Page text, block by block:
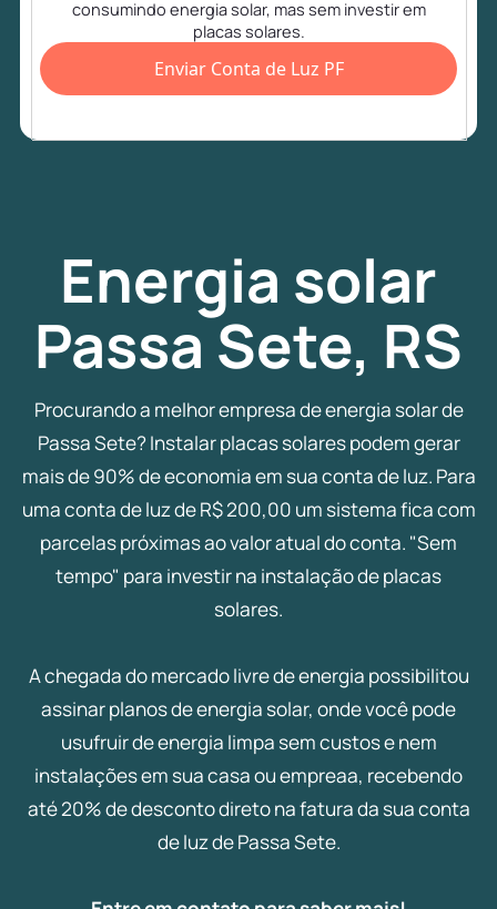
consumindo energia solar, mas sem investir em
placas solares.
Enviar Conta de Luz PF
Energia solar
Passa Sete, RS
Procurando a melhor empresa de energia solar de
Passa Sete? Instalar placas solares podem gerar
mais de 90% de economia em sua conta de luz. Para
uma conta de luz de R$ 200,00 um sistema fica com
parcelas próximas ao valor atual do conta. "Sem
tempo" para investir na instalação de placas
solares.
A chegada do mercado livre de energia possibilitou
assinar planos de energia solar, onde você pode
usufruir de energia limpa sem custos e nem
instalações em sua casa ou empreaa, recebendo
até 20% de desconto direto na fatura da sua conta
de luz de Passa Sete.